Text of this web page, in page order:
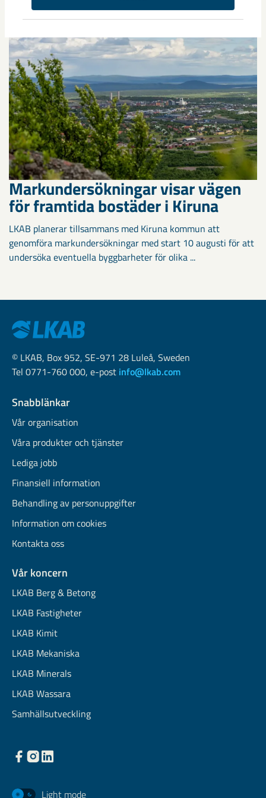
Spanien möttes i Scandiberico ...
Markundersökningar visar vägen
för framtida bostäder i Kiruna
LKAB planerar tillsammans med Kiruna kommun att
genomföra markundersökningar med start 10 augusti för att
undersöka eventuella byggbarheter för olika ...
© LKAB, Box 952, SE-971 28 Luleå, Sweden
Tel 0771-760 000, e-post info@lkab.com
Snabblänkar
Vår organisation
Våra produkter och tjänster
Lediga jobb
Finansiell information
Behandling av personuppgifter
Information om cookies
Kontakta oss
Vår koncern
LKAB Berg & Betong
LKAB Fastigheter
LKAB Kimit
LKAB Mekaniska
LKAB Minerals
LKAB Wassara
Samhällsutveckling
Light mode